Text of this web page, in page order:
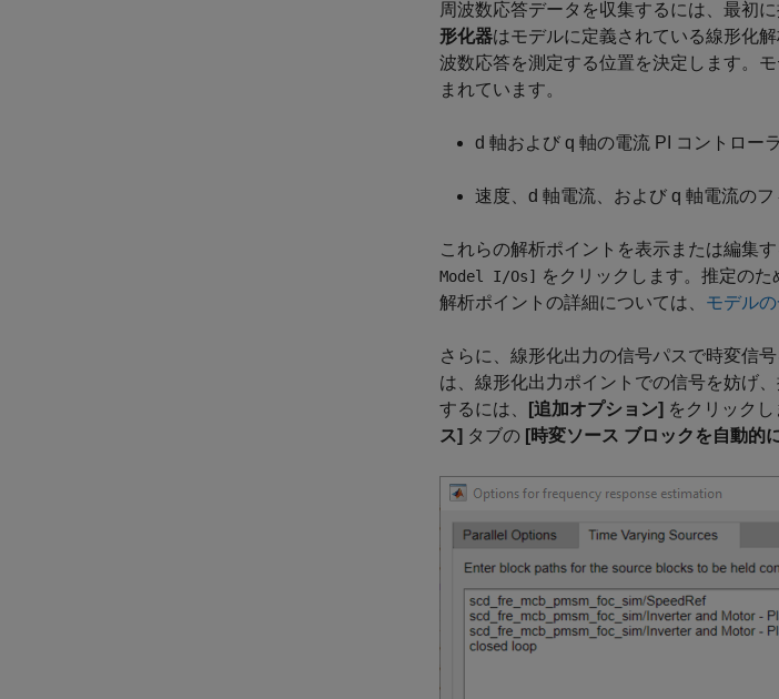
周波数応答データを収集するには、最初
形化器はモデルに定義されている線形化
波数応答を測定する位置を決定します。
まれています。
d 軸および q 軸の電流 PI コントロー
速度、d 軸電流、および q 軸電流の
これらの解析ポイントを表示または編集す
Model I/Os] をクリックします。推定の
解析ポイントの詳細については、 モデル
さらに、線形化出力の信号パスで時変信
は、線形化出力ポイントでの信号を妨げ
するには、
[追加オプション] をクリック
ス] タブの [時変ソース ブロックを自動的